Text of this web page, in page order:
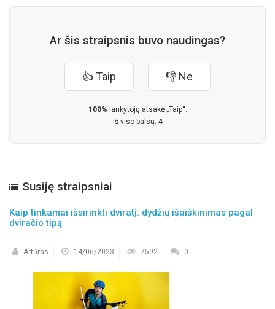
Ar šis straipsnis buvo naudingas?
👍 Taip 👎 Ne
100% lankytojų atsakė „Taip“.
Iš viso balsų: 4
Susiję straipsniai
Kaip tinkamai išsirinkti dviratį: dydžių išaiškinimas pagal
dviračio tipą
Artūras 14/06/2023 7592 0